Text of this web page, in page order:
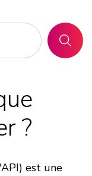
?
est une